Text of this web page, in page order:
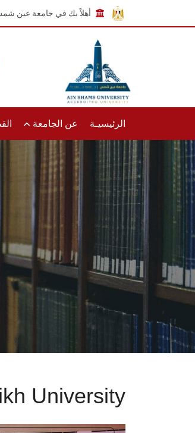
أهلاً بك في جامعة عين
الرئيسيـة عن الجامعة
University